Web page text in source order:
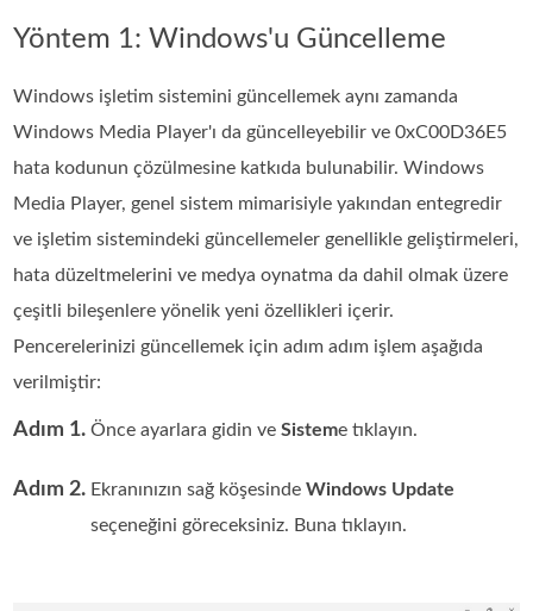
Yöntem 1: Windows'u Güncelleme
Windows işletim sistemini güncellemek aynı zamanda
Windows Media Player'ı da güncelleyebilir ve 0xC00D36E5
hata kodunun çözülmesine katkıda bulunabilir. Windows
Media Player, genel sistem mimarisiyle yakından entegredir
ve işletim sistemindeki güncellemeler genellikle geliştirmeleri,
hata düzeltmelerini ve medya oynatma da dahil olmak üzere
çeşitli bileşenlere yönelik yeni özellikleri içerir.
Pencerelerinizi güncellemek için adım adım işlem aşağıda
verilmiştir:
Adım 1. Önce ayarlara gidin veSisteme tıklayın.
Adım 2. Ekranınızın sağ köşesindeWindows Update
seçeneğini göreceksiniz. Buna tıklayın.